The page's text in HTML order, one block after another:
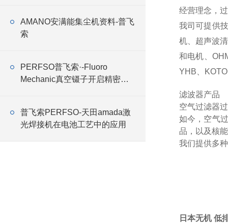
AMANO安满能集尘机资料-普飞
索
PERFSO普飞索·-Fluoro
Mechanic真空镊子开启精密操
普飞索PERFSO-天田amada激
光焊接机在电池工艺中的应用
经营理念，
我司可提供
机、超声波
和电机、
YHB、
滤波器产品
空气过滤器
如今，空气
品，以及核
我们提供多
日本无机 低